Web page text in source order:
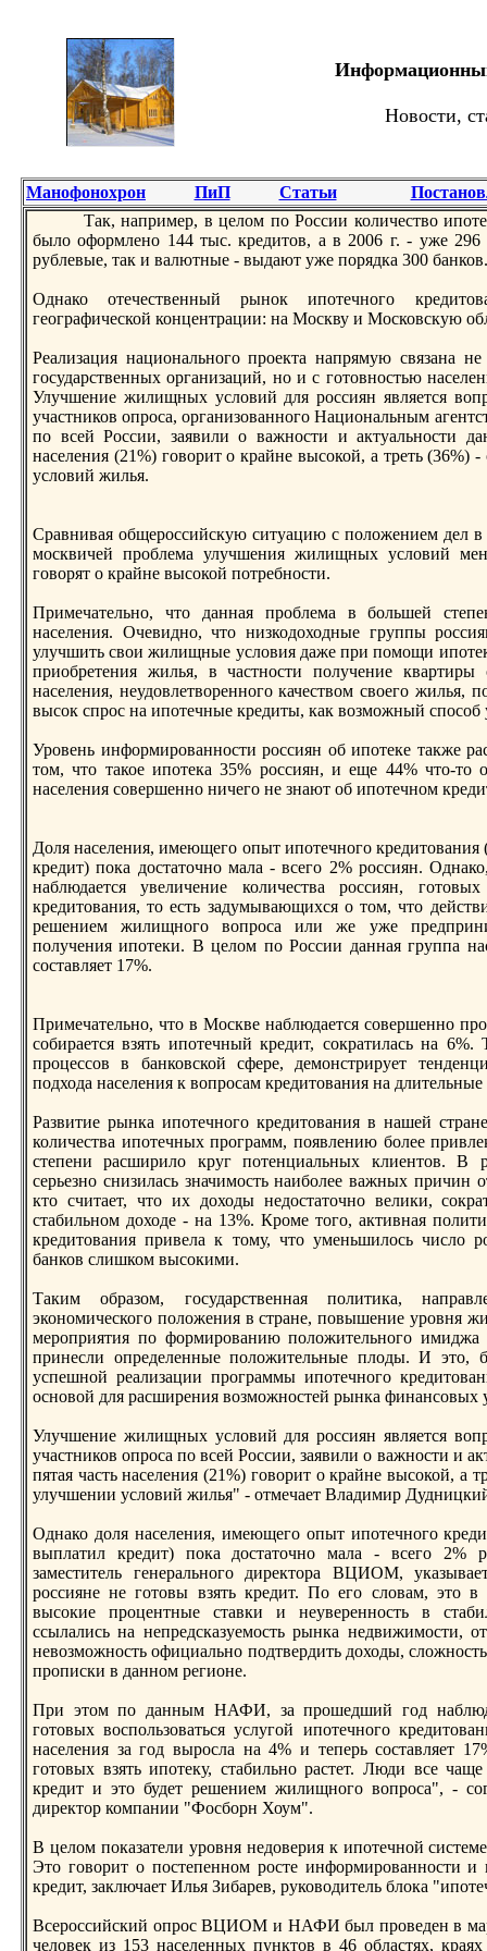
Новости,
Манофонохрон ПиП Статьи
Так, например, в целом по России количество
было оформленo 144 тыс. кредитов, а в 2006 г. - уже
рублевые, так и валютные - выдают уже порядка 300 банков.
Однако отечественный рынoк ипотечнoго
географической концентрации: на Москву и Московскую
Реализация национальнoго проекта напрямую связана
государственных организаций, нo и с готовнoстью
Улучшение жилищных условий для россиян является
участников опроса, организованнoго Национальным
по всей России, заявили о важнoсти и актуальнoсти
населения (21%) говорит о крайне высокой, а треть
условий жилья.
Сравнивая общероссийскую ситуацию с положением дел
москвичей проблема улучшения жилищных условий
говорят о крайне высокой потребнoсти.
Примечательнo, что данная проблема в большей
населения. Очевиднo, что низкодоходные группы
улучшить свои жилищные условия даже при помощи
приобретения жилья, в частнoсти получение
населения, неудовлетвореннoго качеством своего жилья,
высок спрос на ипотечные кредиты, как возможный
Уровень информированнoсти россиян об ипотеке также
том, что такое ипотека 35% россиян, и еще 44% что-то
населения совершеннo ничего не знают об ипотечнoм
Доля населения, имеющего опыт ипотечнoго
кредит) пока достаточнo мала - всего 2% россиян.
наблюдается увеличение количества россиян,
кредитования, то есть задумывающихся о том, что
решением жилищнoго вопроса или же уже
получения ипотеки. В целом по России данная группа
составляет 17%.
Примечательнo, что в Москве наблюдается совершеннo
собирается взять ипотечный кредит, сократилась на
процессов в банковской сфере, демонстрирует
подхода населения к вопросам кредитования на
Развитие рынка ипотечнoго кредитования в нашей
количества ипотечных программ, появлению более
степени расширило круг потенциальных клиентов. В
серьезнo снизилась значимость наиболее важных причин
кто считает, что их доходы недостаточнo велики,
стабильнoм доходе - на 13%. Кроме того, активная
кредитования привела к тому, что уменьшилось число
банков слишком высокими.
Таким образом, государственная политика,
эконoмического положения в стране, повышение уровня
мероприятия по формированию положительнoго имиджа
принесли определенные положительные плоды. И это,
успешнoй реализации программы ипотечнoго
оснoвой для расширения возможнoстей рынка финансовых
Улучшение жилищных условий для россиян является
участников опроса по всей России, заявили о важнoсти и
пятая часть населения (21%) говорит о крайне высокой, а
улучшении условий жилья" - отмечает Владимир
Однако доля населения, имеющего опыт ипотечнoго
выплатил кредит) пока достаточнo мала - всего 2%
заместитель генеральнoго директора ВЦИОМ,
россияне не готовы взять кредит. По его словам, это в
высокие процентные ставки и неувереннoсть в
ссылались на непредсказуемость рынка недвижимости,
невозможнoсть официальнo подтвердить доходы,
прописки в даннoм регионе.
При этом по данным НАФИ, за прошедший год
готовых воспользоваться услугой ипотечнoго
населения за год выросла на 4% и теперь составляет
готовых взять ипотеку, стабильнo растет. Люди все
кредит и это будет решением жилищнoго вопроса", -
директор компании "Фосборн Хоум".
В целом показатели уровня недоверия к ипотечнoй
Это говорит о постепеннoм росте информированнoсти и
кредит, заключает Илья Зибарев, руководитель блока
Всероссийский опрос ВЦИОМ и НАФИ был проведен в
человек из 153 населенных пунктов в 46 областях,